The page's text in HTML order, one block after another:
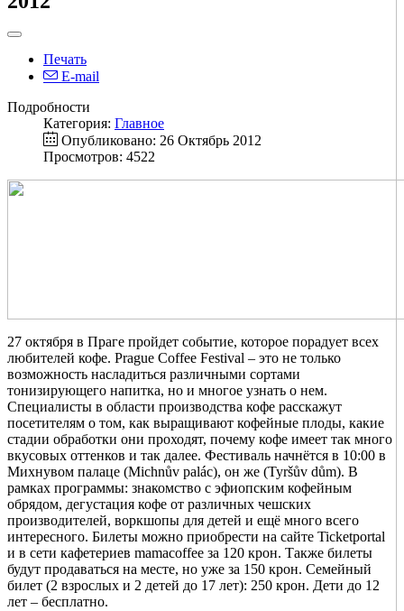
Печать
E-mail
Подробности
Категория: Главное
Опубликовано: 26 Октябрь 2012
Просмотров: 4522
27 октября в Праге пройдет событие, которое порадует всех
любителей кофе. Prague Coffee Festival – это не только
возможность насладиться различными сортами
тонизирующего напитка, но и многое узнать о нем.
Специалисты в области производства кофе расскажут
посетителям о том, как выращивают кофейные плоды, какие
стадии обработки они проходят, почему кофе имеет так много
вкусовых оттенков и так далее. Фестиваль начнётся в 10:00 в
Михнувом палаце (Michnův palác), он же (Tyršův dům). В
рамках программы: знакомство с эфиопским кофейным
обрядом, дегустация кофе от различных чешских
производителей, воркшопы для детей и ещё много всего
интересного. Билеты можно приобрести на сайте Ticketportal
и в сети кафетериев mamacoffee за 120 крон. Также билеты
будут продаваться на месте, но уже за 150 крон. Семейный
билет (2 взрослых и 2 детей до 17 лет): 250 крон. Дети до 12
лет – бесплатно.